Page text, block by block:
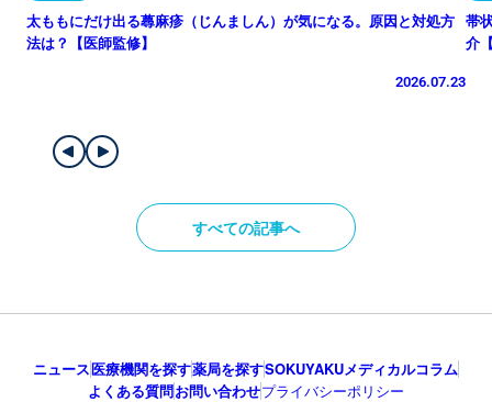
太ももにだけ出る蕁麻疹（じんましん）が気になる。原因と対処方
法は？【医師監修】
2026.07.23
帯
介
すべての記事へ
ニュース医療機関を探す薬局を探すSOKUYAKUメディカルコラム
よくある質問お問い合わせプライバシーポリシー